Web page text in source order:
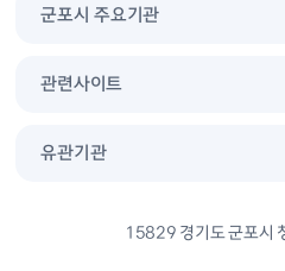
군포시 주요기관
관련사이트
유관기관
15829 경기도 군포시